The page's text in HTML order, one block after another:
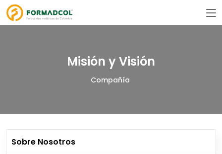
Misión y Visión
Compañía
Sobre Nosotros